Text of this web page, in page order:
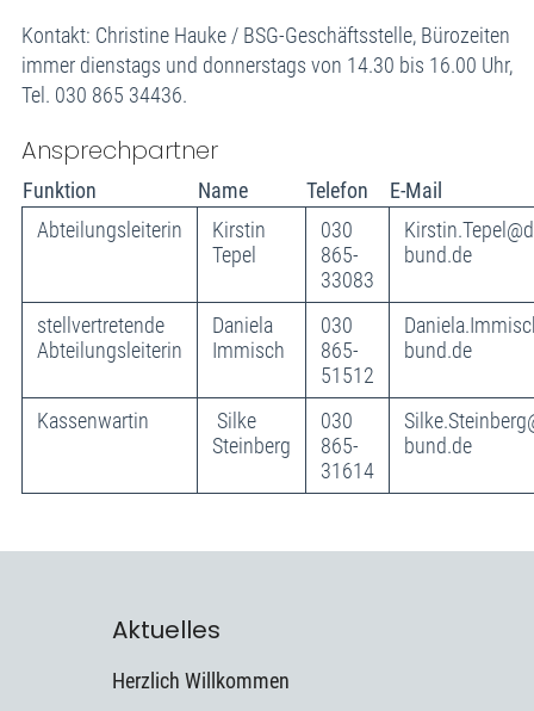
Kontakt: Christine Hauke / BSG-Geschäftsstelle, Bürozeiten
immer dienstags und donnerstags von 14.30 bis 16.00 Uhr,
Tel. 030 865 34436.
Ansprechpartner
Funktion Name Telefon
E-Mail
Abteilungsleiterin
Kirstin
Tepel
030
865-
33083
bund.de
stellvertretende
Abteilungsleiterin
Daniela
Immisch
030
865-
51512
bund.de
Kassenwartin
Silke
Steinberg
030
865-
31614
bund.de
Aktuelles
Herzlich Willkommen